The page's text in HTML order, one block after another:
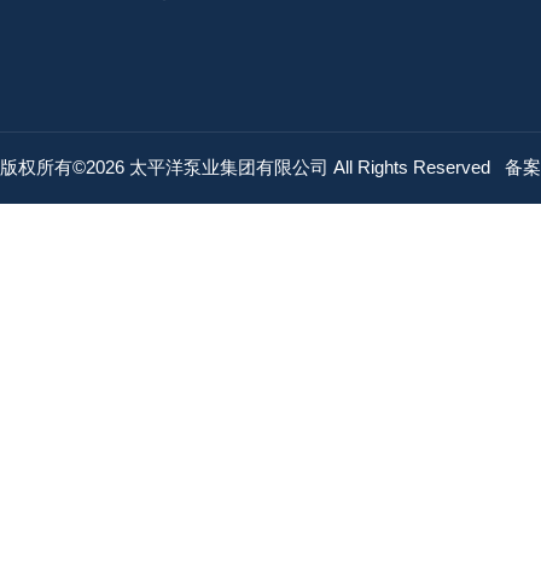
版权所有©2026 太平洋泵业集团有限公司 All Rights Reserved 备